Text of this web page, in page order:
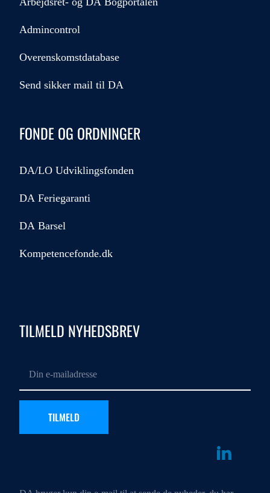
Admincontrol
Overenskomstdatabase
Send sikker mail til DA
FONDE OG ORDNINGER
DA/LO Udviklingsfonden
DA Feriegaranti
DA Barsel
Kompetencefonde.dk
TILMELD NYHEDSBREV